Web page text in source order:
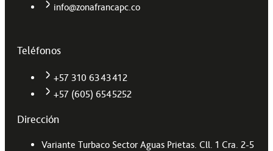
info@zonafrancapc.co
Teléfonos
+57 310 6343412
+57 (605) 6545252
Dirección
Variante Turbaco Sector Aguas Prietas. Cll. 1 Cra. 2-5